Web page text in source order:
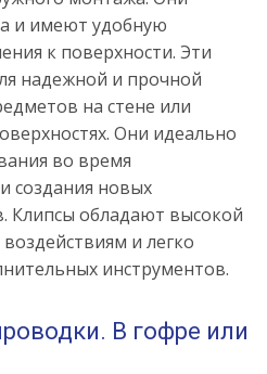
и имеют удобную
к поверхности. Эти
надежной и прочной
на стене или
Они идеально
во время
создания новых
Клипсы обладают высокой
и легко
инструментов.
В гофре или